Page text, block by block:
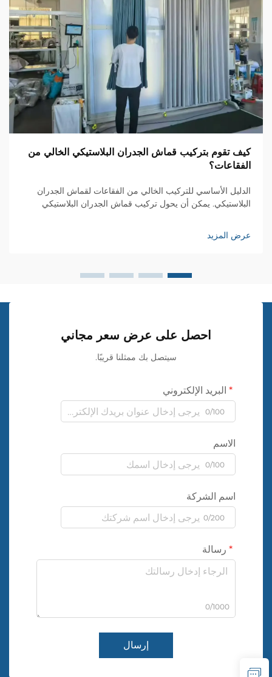
كيف تقوم بتركيب قماش الجدران البلاستيكي الخالي من
الفقاعات؟
الدليل الأساسي للتركيب الخالي من الفقاعات لقماش الجدران
البلاستيكي. يمكن أن يحول تركيب قماش الجدران البلاستيكي
تشطيب أملس خالٍ من الفقاعات يتطلب مهارة وانتباهًا للتفاصيل.
سواء كنتَ...
عرض المزيد
احصل على عرض سعر مجاني
سيتصل بك ممثلنا قريبًا.
البريد الإلكتروني
0/100
الاسم
0/100
اسم الشركة
0/200
رسالة
0/1000
إرسال